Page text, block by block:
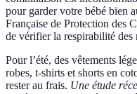
pour garder votre bébé bien
Française de Protection des
de vérifier la respirabilité des
Pour l’été, des vêtements
robes, t-shirts et shorts en
rester au frais. Une étude